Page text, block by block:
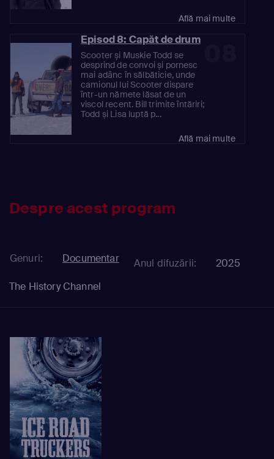
Află mai multe
Episod 8: Capăt de drum
Scooter și Muskie Todd se
desprind de convoi și pornesc
mai adânc în sălbăticie, unde
camionul lui Scooter dispare
într-un nămete lăsat de un
viscol recent. Bill trimite întăriri;
Todd și Lisa luptă p...
Află mai multe
Despre acest program
Genuri: Documentar Anul difuzării:
2025
The History Channel